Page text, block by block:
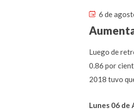
6 de
Luego de
0.86 por
2018 tuvo
Lunes 06 de